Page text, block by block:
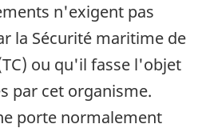
n'exigent pas
la Sécurité maritime de
ou qu'il fasse l'objet
par cet organisme.
porte normalement